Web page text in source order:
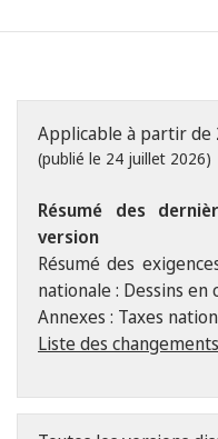
Applicable à partir de
(publié le 24 juillet 2026)
Résumé des
version
Résumé des
nationale : Dessins en
Annexes : Taxes
Liste des changements